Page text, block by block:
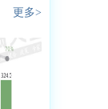
更多>